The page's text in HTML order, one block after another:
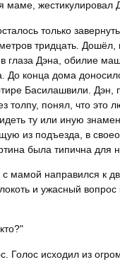
маме, жестикулировал
только
тридцать. Дошёл,
глаза Дэна, обилие
До конца дома
Басилашвили. Дэн,
толпу, понял, что это
ту или иную
из подъезда, в
была типична для
мамой направился к
и ужасный вопрос
Голос исходил из